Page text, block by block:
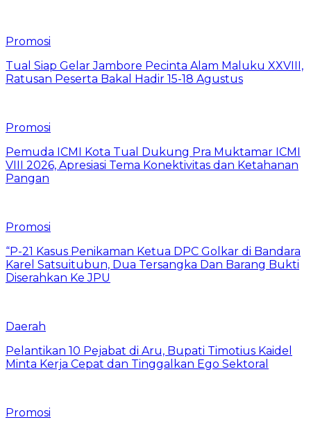
Promosi
Tual Siap Gelar Jambore Pecinta Alam Maluku XXVIII,
Ratusan Peserta Bakal Hadir 15-18 Agustus
Promosi
Pemuda ICMI Kota Tual Dukung Pra Muktamar ICMI
VIII 2026, Apresiasi Tema Konektivitas dan Ketahanan
Pangan
Promosi
“P-21 Kasus Penikaman Ketua DPC Golkar di Bandara
Karel Satsuitubun, Dua Tersangka Dan Barang Bukti
Diserahkan Ke JPU
Daerah
Pelantikan 10 Pejabat di Aru, Bupati Timotius Kaidel
Minta Kerja Cepat dan Tinggalkan Ego Sektoral
Promosi